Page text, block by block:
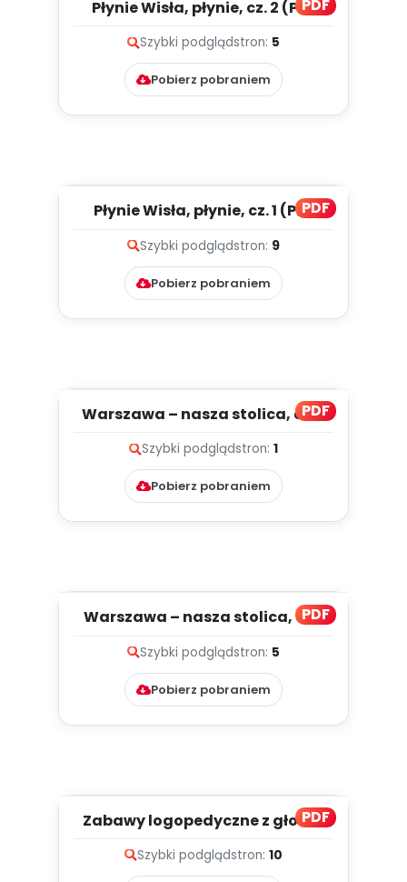
PDF
Płynie Wisła, płynie, cz. 2 (PD)
Szybki podglądstron: 5
Pobierz pobraniem
PDF
Płynie Wisła, płynie, cz. 1 (PD)
Szybki podglądstron: 9
Pobierz pobraniem
PDF
Warszawa – nasza stolica, cz. 2
Szybki podglądstron: 1
Pobierz pobraniem
PDF
Warszawa – nasza stolica, cz. 1
Szybki podglądstron: 5
Pobierz pobraniem
PDF
Zabawy logopedyczne z głoską
Szybki podglądstron: 10